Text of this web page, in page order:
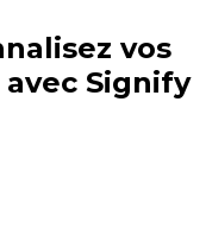
vos
Signify